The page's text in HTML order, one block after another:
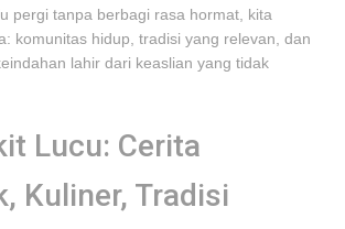
pergi tanpa berbagi rasa hormat, kita
komunitas hidup, tradisi yang relevan, dan
lahir dari keaslian yang tidak
Lucu: Cerita
Kuliner, Tradisi